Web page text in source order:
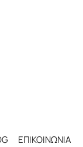
ΕΠΙΚΟΙΝΩΝΙΑ